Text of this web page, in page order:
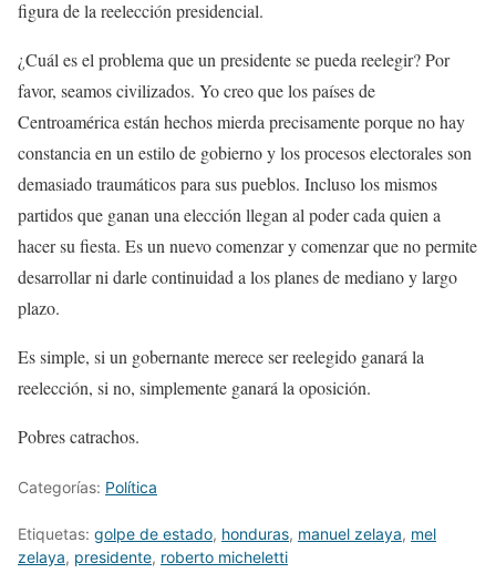
figura de la reelección presidencial.
¿Cuál es el problema que un presidente se pueda reelegir? Por
favor, seamos civilizados. Yo creo que los países de
Centroamérica están hechos mierda precisamente porque no hay
constancia en un estilo de gobierno y los procesos electorales son
demasiado traumáticos para sus pueblos. Incluso los mismos
partidos que ganan una elección llegan al poder cada quien a
hacer su fiesta. Es un nuevo comenzar y comenzar que no permite
desarrollar ni darle continuidad a los planes de mediano y largo
plazo.
Es simple, si un gobernante merece ser reelegido ganará la
reelección, si no, simplemente ganará la oposición.
Pobres catrachos.
Categorías: Política
Etiquetas: golpe de estado, honduras, manuel zelaya, mel
zelaya, presidente, roberto micheletti